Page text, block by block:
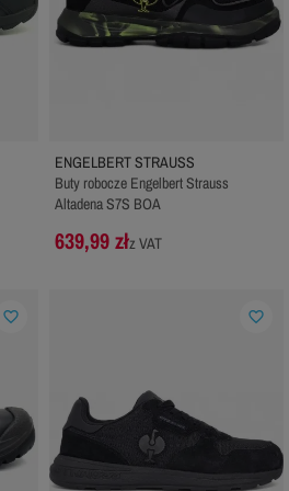
ENGELBERT STRAUSS
Buty robocze Engelbert Strauss
Altadena S7S BOA
639,99 złz VAT
favorite_border favorite_border